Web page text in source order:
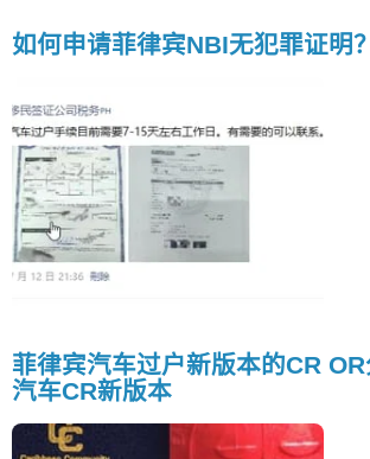
如何申请菲律宾NBI无犯罪证明？
菲律宾汽车过户新版本的CR
汽车CR新版本